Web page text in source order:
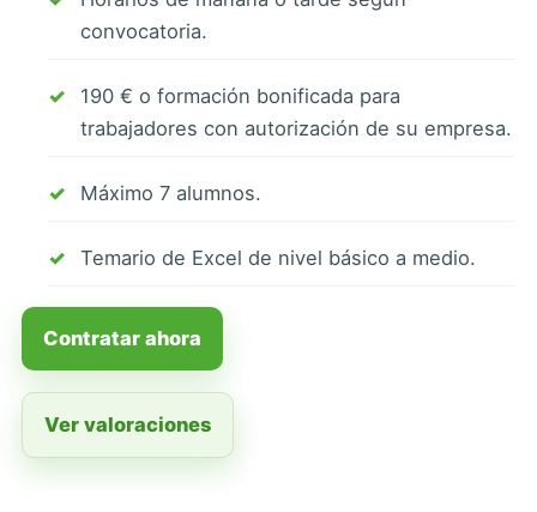
convocatoria.
190 € o formación bonificada para
trabajadores con autorización de su empresa.
Máximo 7 alumnos.
Temario de Excel de nivel básico a medio.
Contratar ahora
Ver valoraciones